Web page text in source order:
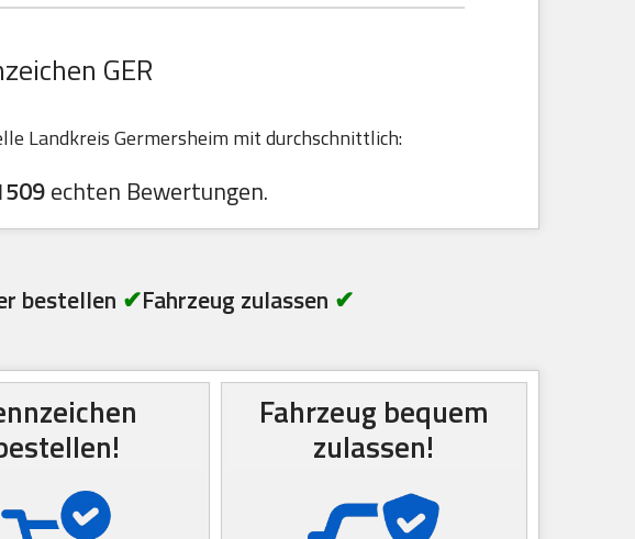
GER
Landkreis Germersheim mit durchschnittlich:
echten Bewertungen.
bestellen ✔Fahrzeug zulassen ✔
Fahrzeug bequem
zulassen!